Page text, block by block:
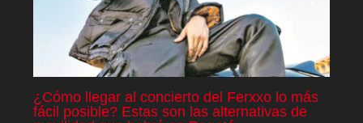
¿Cómo llegar al concierto del Ferxxo lo más
fácil posible? Estas son las alternativas de